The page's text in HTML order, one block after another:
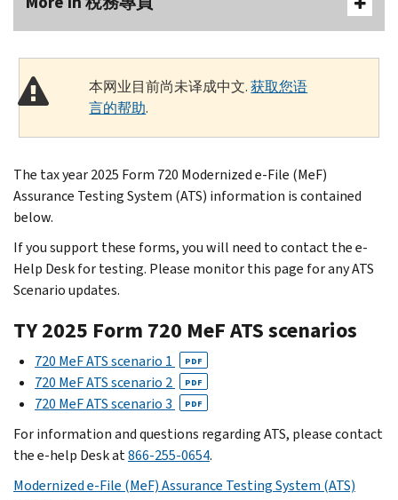
本网业目前尚未译成中文.获取您语
言的帮助.
The tax year 2025 Form 720 Modernized e-File (MeF)
Assurance Testing System (ATS) information is contained
below.
If you support these forms, you will need to contact the e-
Help Desk for testing. Please monitor this page for any ATS
Scenario updates.
TY 2025 Form 720 MeF ATS scenarios
720 MeF ATS scenario 1 PDF
720 MeF ATS scenario 2 PDF
720 MeF ATS scenario 3 PDF
For information and questions regarding ATS, please contact
the e-help Desk at866-255-0654.
Modernized e-File (MeF) Assurance Testing System (ATS)